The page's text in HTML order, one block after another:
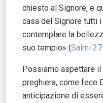
chiesto al Signore, e
casa del Signore tutti
contemplare la
suo tempio» (Salmi
Possiamo aspettare
preghiera, come fece
anticipazione di